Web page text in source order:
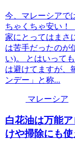
今、マレーシアで
ちゃくちゃ安い！
家にとってはまさ
は苦手だったのが
い)。 とはいって
は避けてますが、
ンデー」と称...
マレーシア
白花油は万能
けや掃除にも使